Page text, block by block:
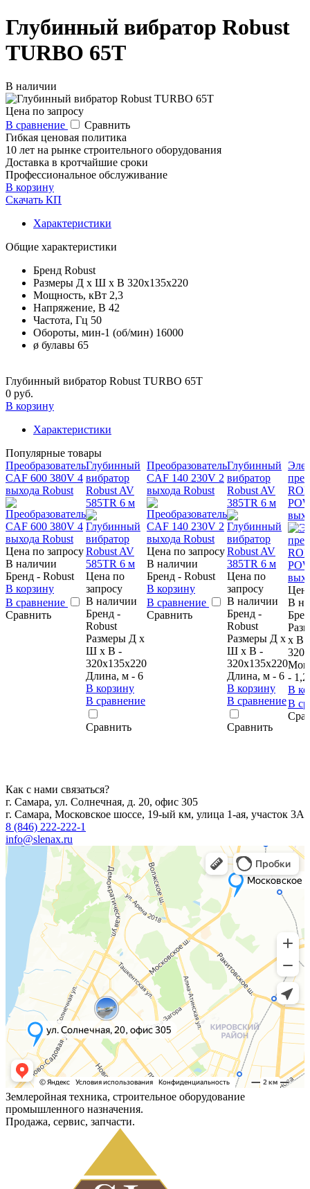
Глубинный вибратор Robust
TURBO 65T
В наличии
Цена по запросу
В сравнение
Сравнить
Гибкая ценовая политика
10 лет на рынке строительного оборудования
Доставка в кротчайшие сроки
Профессиональное обслуживание
В корзину
Скачать КП
Характеристики
Общие характеристики
Бренд Robust
Размеры Д х Ш х В 320х135х220
Мощность, кВт 2,3
Напряжение, В 42
Частота, Гц 50
Обороты, мин-1 (об/мин) 16000
ø булавы 65
Глубинный вибратор Robust TURBO 65T
0 руб.
В корзину
Характеристики
Популярные товары
Преобразователь
CAF 600 380V 4
выхода Robust
Цена по запросу
В наличии
Бренд - Robust
В корзину
В сравнение
Сравнить
Глубинный
вибратор
Robust AV
585TR 6 м
Цена по
запросу
В наличии
Бренд -
Robust
Размеры Д х
Ш х В -
320x135x220
Длина, м - 6
В корзину
В сравнение
Сравнить
Преобразователь
CAF 140 230V 2
выхода Robust
Цена по запросу
В наличии
Бренд - Robust
В корзину
В сравнение
Сравнить
Глубинный
вибратор
Robust AV
385TR 6 м
Цена по
запросу
В наличии
Бренд -
Robust
Размеры Д х
Ш х В -
320х135х220
Длина, м - 6
В корзину
В сравнение
Сравнить
В
х В -
- 1,2
В
В
Как с нами связаться?
г. Самара, ул. Солнечная, д. 20, офис 305
г. Самара, Московское шоссе, 19-ый км, улица 1-ая, участок 3А
8 (846) 222-222-1
info@slenax.ru
Землеройная техника, строительное оборудование
промышленного назначения.
Продажа, сервис, запчасти.